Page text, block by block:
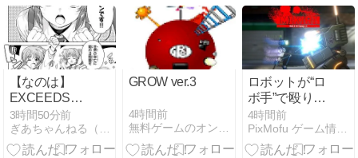
ない
き
【なのは】
EXCEEDSの
理念良いよね
3時間50分前
GROW ver.3
4時間前
ロボットが“ロ
ボ手”で殴り合
う
『ROBOTEKA』
体験版が
4時間前